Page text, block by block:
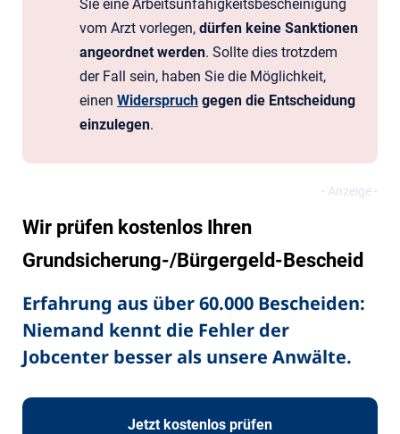
Sie eine Arbeitsunfähigkeitsbescheinigung
vom Arzt vorlegen, dürfen keine Sanktionen
angeordnet werden. Sollte dies trotzdem
der Fall sein, haben Sie die Möglichkeit,
einen Widerspruch gegen die Entscheidung
einzulegen.
Wir prüfen kostenlos Ihren
Grundsicherung-/Bürgergeld-Bescheid
Erfahrung aus über 60.000 Bescheiden:
Niemand kennt die Fehler der
Jobcenter besser als unsere Anwälte.
Jetzt kostenlos prüfen